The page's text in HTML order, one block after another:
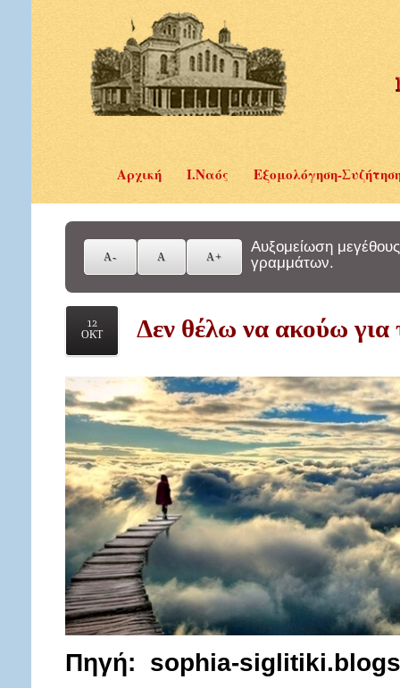
Αρχική Ι.Ναός Εξομολόγηση-
Αυξομείωση μεγέθους
γραμμάτων.
12
ΟΚΤ
Δεν θέλω να ακούω για
Πηγή: sophia-